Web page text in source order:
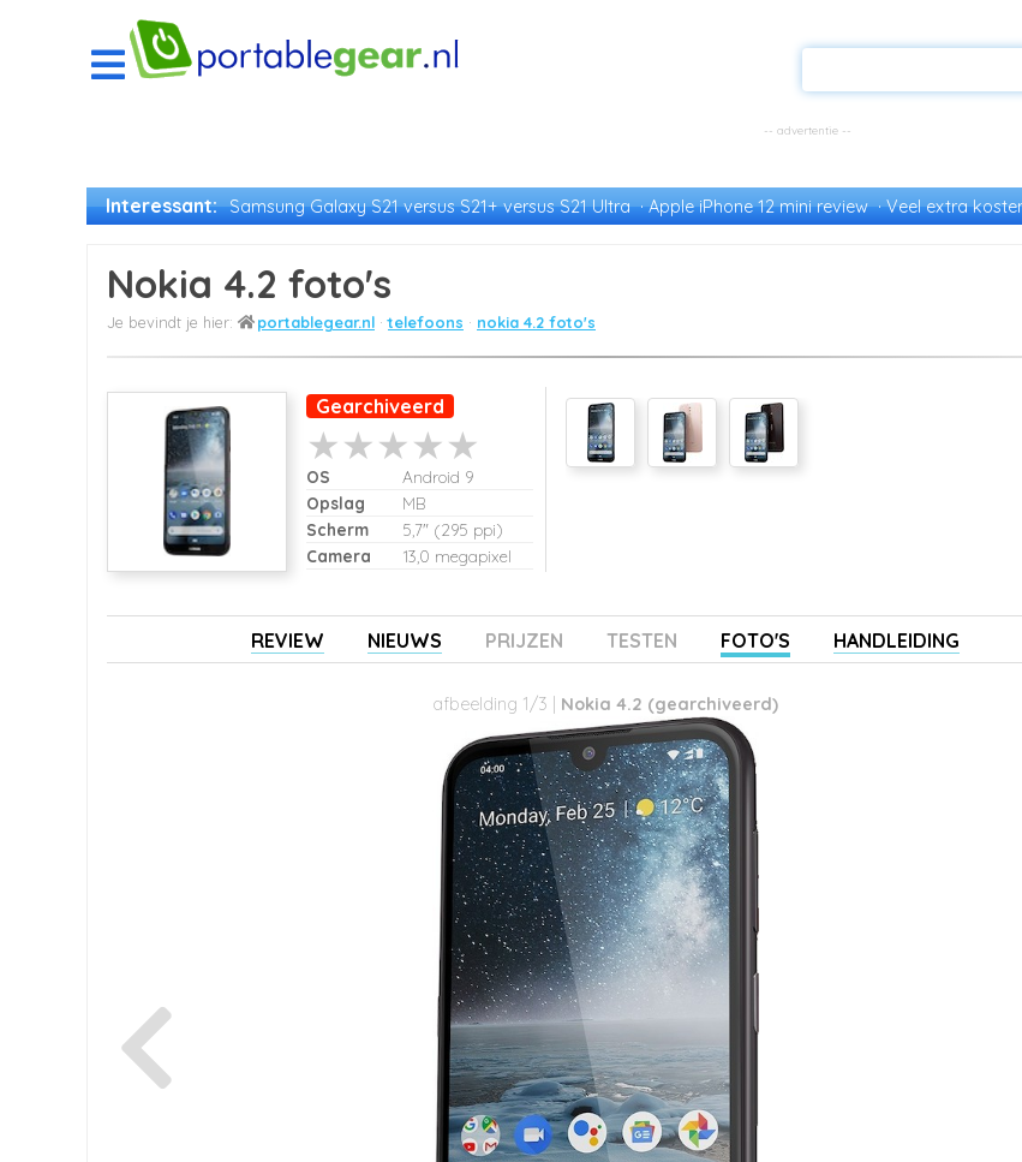
Interessant: Samsung Galaxy S21 versus S21+ versus S21 Ultra Apple iPhone 12 mini review Veel extra
Nokia 4.2 foto's
portablegear.nl telefoons nokia 4.2 foto's
Gearchiveerd
OS
Android 9
Opslag
MB
Scherm
5,7" (295 ppi)
Camera
13,0 megapixel
REVIEW NIEUWS PRIJZEN TESTEN FOTO'S HANDLEIDING
afbeelding 1/3 | Nokia 4.2 (gearchiveerd)